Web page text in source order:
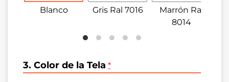
Blanco Gris Ral 7016
Marrón Ral
8014
3. Color de la Tela *